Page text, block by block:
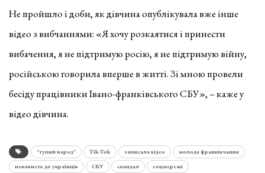
Не пройшло і доби, як дівчина опублікувала вже інше
відео з вибчаннями: «Я хочу розкаятися і принести
вибачення, я не підтримую росію, я не підтримую війну,
російською говорила вперше в житті. Зі мною провели
бесіду працівники Івано-франківського СБУ», – каже у
відео дівчина.
"тупий народ" Tik-Tok записала відео
молода франківчання
ненависть до українців
СБУ скандал соцмережі